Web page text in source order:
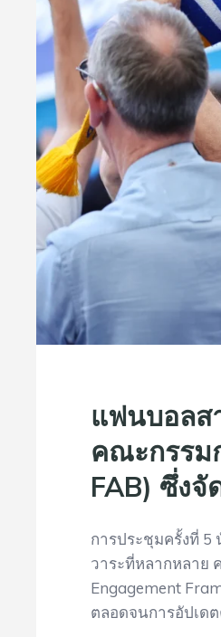
แฟนบอลส
คณะกรรม
FAB) ซึ่ง
การประชุมครั้งที่
วาระที่หลากหลาย
Engagement
ตลอดจนการอัปเด